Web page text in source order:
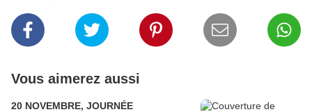
Vous aimerez aussi
20 NOVEMBRE, JOURNÉE